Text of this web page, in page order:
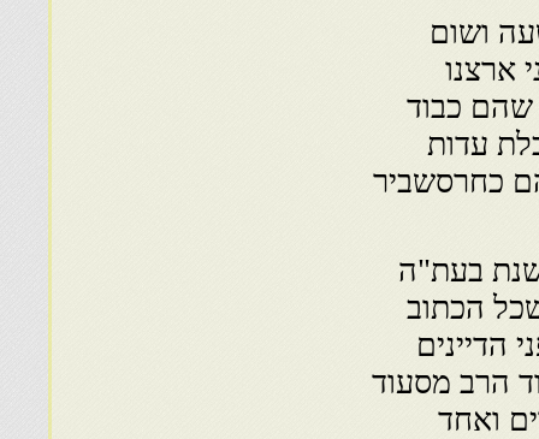
ושום
ארצנו
שהם כבוד
עדות
כחרסשביר
בעת"ה
הכתוב
הדיינים
הרב מסעוד
ואחד